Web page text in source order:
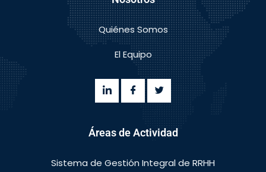
Quiénes Somos
El Equipo
Áreas de Actividad
Sistema de Gestión Integral de RRHH